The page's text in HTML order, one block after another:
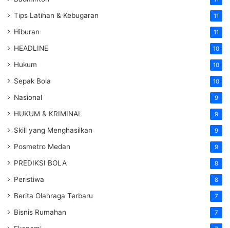
Tips Latihan & Kebugaran 11
Hiburan 11
HEADLINE 10
Hukum 10
Sepak Bola 10
Nasional 9
HUKUM & KRIMINAL 9
Skill yang Menghasilkan 9
Posmetro Medan 9
PREDIKSI BOLA 8
Peristiwa 8
Berita Olahraga Terbaru 7
Bisnis Rumahan 7